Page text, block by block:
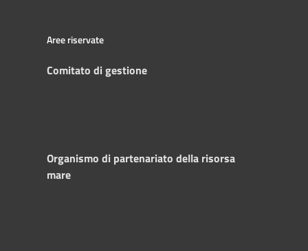
Aree riservate
Comitato di gestione
Organismo di partenariato della risorsa
mare